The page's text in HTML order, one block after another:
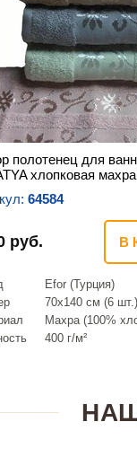
полотенец для
хлопковая
64584
руб. В
Efor (Турция)
70х140 см (6 шт.)
Махра (100%
400 г/м²